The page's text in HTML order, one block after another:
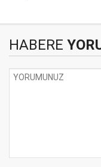
HABERE